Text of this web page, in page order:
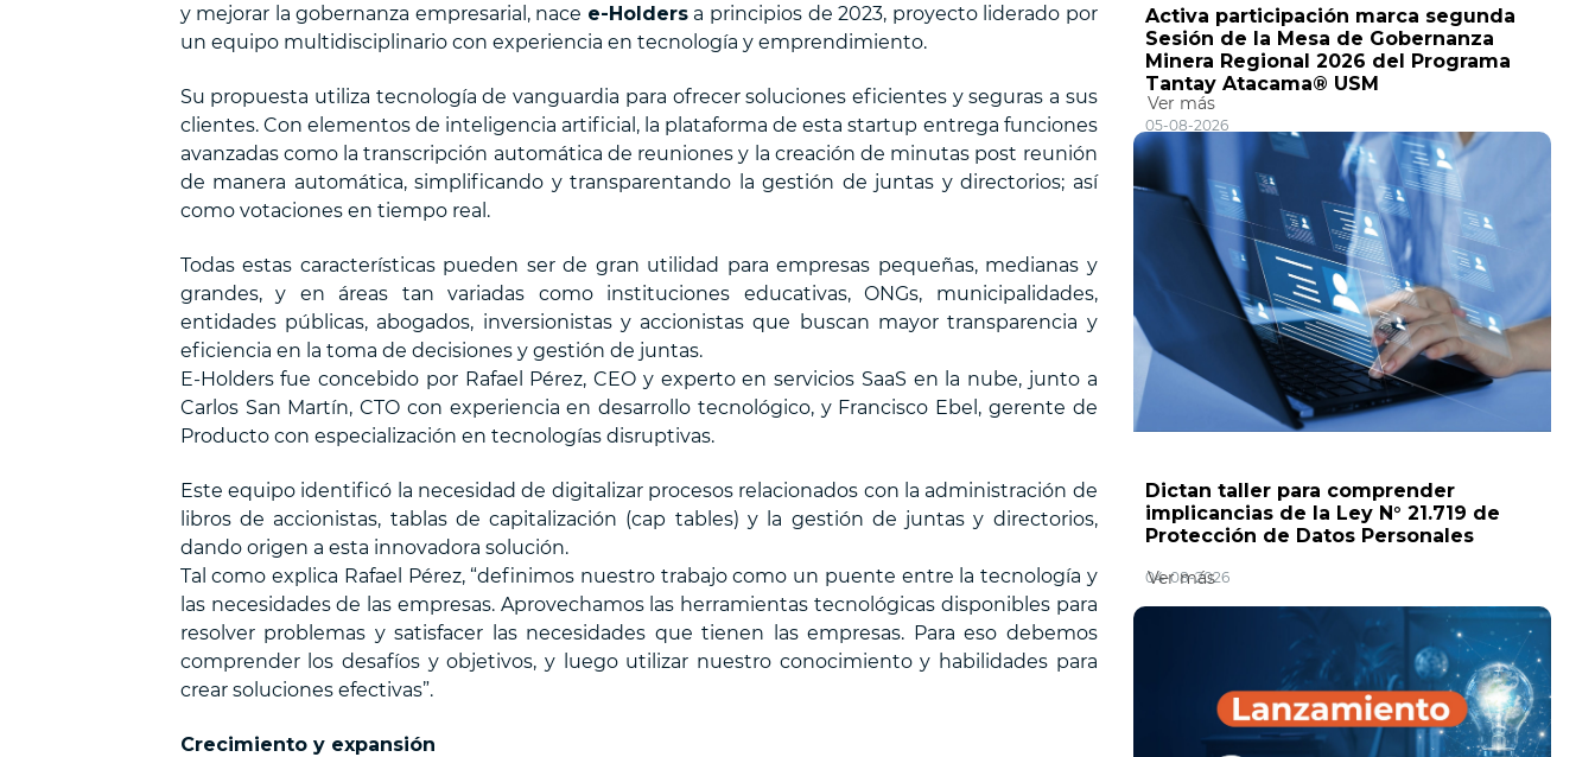
y mejorar la gobernanza empresarial, nace e-Holdersa principios de 2023, proyecto liderado por
un equipo multidisciplinario con experiencia en tecnología y emprendimiento.
Su propuesta utiliza tecnología de vanguardia para ofrecer soluciones eficientes y seguras a sus
clientes. Con elementos de inteligencia artificial, la plataforma de esta startup entrega funciones
avanzadas como la transcripción automática de reuniones y la creación de minutas post reunión
de manera automática, simplificando y transparentando la gestión de juntas y directorios; así
como votaciones en tiempo real.
Todas estas características pueden ser de gran utilidad para empresas pequeñas, medianas y
grandes, y en áreas tan variadas como instituciones educativas, ONGs, municipalidades,
entidades públicas, abogados, inversionistas y accionistas que buscan mayor transparencia y
eficiencia en la toma de decisiones y gestión de juntas.
E-Holders fue concebido por Rafael Pérez, CEO y experto en servicios SaaS en la nube, junto a
Carlos San Martín, CTO con experiencia en desarrollo tecnológico, y Francisco Ebel, gerente de
Producto con especialización en tecnologías disruptivas.
Este equipo identificó la necesidad de digitalizar procesos relacionados con la administración de
libros de accionistas, tablas de capitalización (cap tables) y la gestión de juntas y directorios,
dando origen a esta innovadora solución.
Tal como explica Rafael Pérez, “definimos nuestro trabajo como un puente entre la tecnología y
las necesidades de las empresas. Aprovechamos las herramientas tecnológicas disponibles para
resolver problemas y satisfacer las necesidades que tienen las empresas. Para eso debemos
comprender los desafíos y objetivos, y luego utilizar nuestro conocimiento y habilidades para
crear soluciones efectivas”.
Crecimiento y expansión
Activa participación marca segunda
Sesión de la Mesa de Gobernanza
Minera Regional 2026 del Programa
Tantay Atacama® USM
05-08-2026
Ver más
Dictan taller para comprender
implicancias de la Ley N° 21.719 de
Protección de Datos Personales
04-08-2026
Ver más